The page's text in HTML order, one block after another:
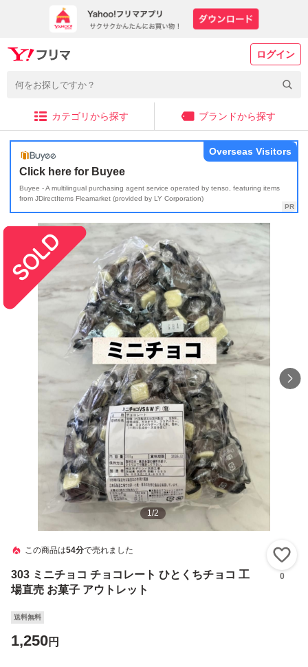
ログイン
カテゴリから探す ブランドから探す
Click here for Buyee
Buyee - A multilingual purchasing agent service operated by tenso, featuring items
from JDirectItems Fleamarket (provided by LY Corporation)
Overseas Visitors
1/2
この商品は54分で売れました
303 ミニチョコ チョコレート ひとくちチョコ 工
場直売 お菓子 アウトレット
0
送料無料
1,250円